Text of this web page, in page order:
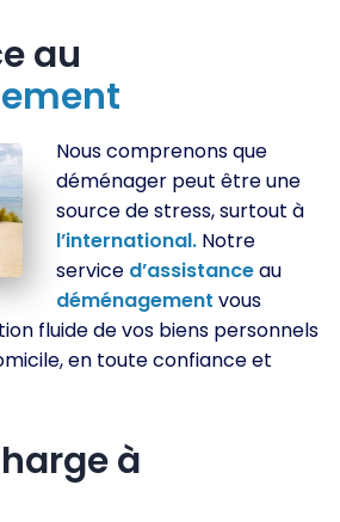
au
Nous comprenons que
déménager peut être une
source de stress, surtout à
l’international. Notre
service d’assistanceau
déménagement vous
fluide de vos biens personnels
en toute confiance et
à